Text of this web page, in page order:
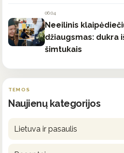
06:04
Neeilinis
džiaugsmas: dukra
šimtukais
TEMOS
Naujienų kategorijos
Lietuva ir pasaulis